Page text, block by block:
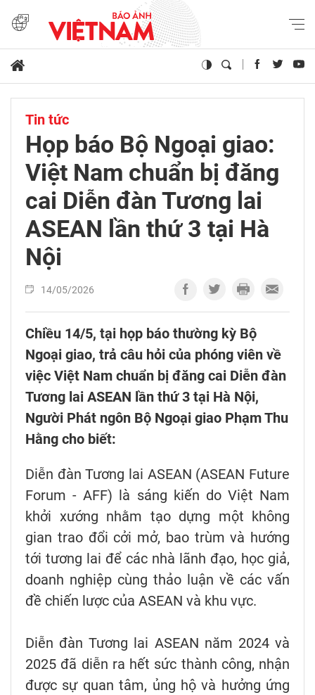
Tin tức
Họp báo Bộ Ngoại giao:
Việt Nam chuẩn bị đăng
cai Diễn đàn Tương lai
ASEAN lần thứ 3 tại Hà
Nội
14/05/2026
Chiều 14/5, tại họp báo thường kỳ Bộ
Ngoại giao, trả câu hỏi của phóng viên về
việc Việt Nam chuẩn bị đăng cai Diễn đàn
Tương lai ASEAN lần thứ 3 tại Hà Nội,
Người Phát ngôn Bộ Ngoại giao Phạm Thu
Hằng cho biết:
Diễn đàn Tương lai ASEAN (ASEAN Future
Forum - AFF) là sáng kiến do Việt Nam
khởi xướng nhằm tạo dựng một không
gian trao đổi cởi mở, bao trùm và hướng
tới tương lai để các nhà lãnh đạo, học giả,
doanh nghiệp cùng thảo luận về các vấn
đề chiến lược của ASEAN và khu vực.
Diễn đàn Tương lai ASEAN năm 2024 và
2025 đã diễn ra hết sức thành công, nhận
được sự quan tâm, ủng hộ và hưởng ứng